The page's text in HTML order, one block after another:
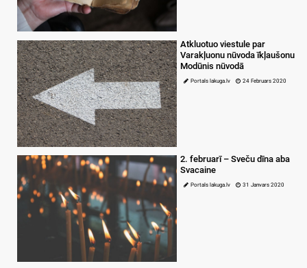
Atkluotuo viestule par
Varakļuonu nūvoda īkļaušonu
Modūnis nūvodā
Portals lakuga.lv 24 Februars 2020
2. februarī – Sveču dīna aba
Svacaine
Portals lakuga.lv 31 Janvars 2020